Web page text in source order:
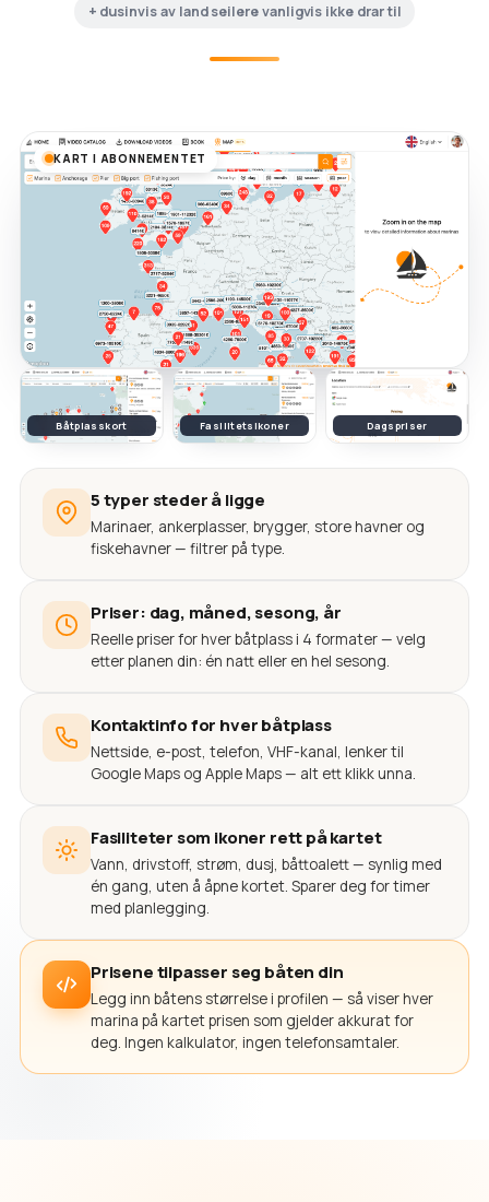
+ dusinvis av land seilere vanligvis ikke drar til
KART I ABONNEMENTET
Båtplasskort Fasilitetsikoner Dagspriser
5 typer steder å ligge
Marinaer, ankerplasser, brygger, store havner og
fiskehavner — filtrer på type.
Priser: dag, måned, sesong, år
Reelle priser for hver båtplass i 4 formater — velg
etter planen din: én natt eller en hel sesong.
Kontaktinfo for hver båtplass
Nettside, e-post, telefon, VHF-kanal, lenker til
Google Maps og Apple Maps — alt ett klikk unna.
Fasiliteter som ikoner rett på kartet
Vann, drivstoff, strøm, dusj, båttoalett — synlig med
én gang, uten å åpne kortet. Sparer deg for timer
med planlegging.
Prisene tilpasser seg båten din
Legg inn båtens størrelse i profilen — så viser hver
marina på kartet prisen som gjelder akkurat for
deg. Ingen kalkulator, ingen telefonsamtaler.